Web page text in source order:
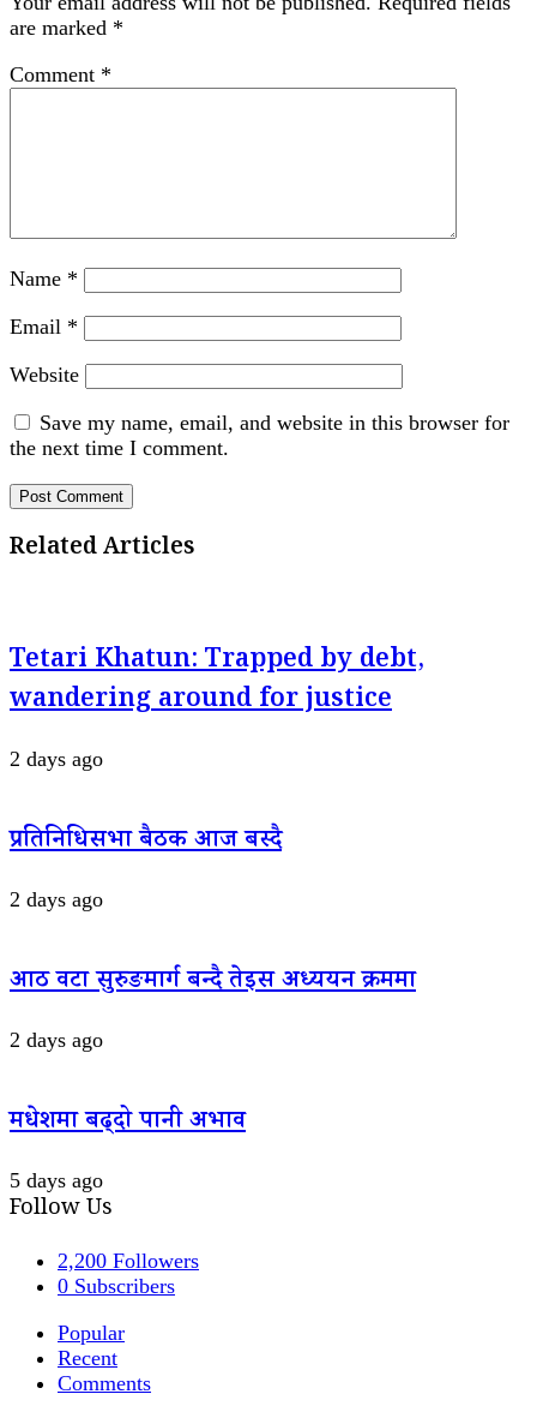
are marked *
Comment *
Name *
Email *
Website
Save my name, email, and website in this browser for
the next time I comment.
Related Articles
Tetari Khatun: Trapped by debt,
wandering around for justice
2 days ago
प्रतिनिधिसभा बैठक आज बस्दै
2 days ago
आठ वटा सुरुङमार्ग बन्दै तेइस अध्ययन क्रममा
2 days ago
मधेशमा बढ्दो पानी अभाव
5 days ago
Follow Us
2,200 Followers
0 Subscribers
Popular
Recent
Comments